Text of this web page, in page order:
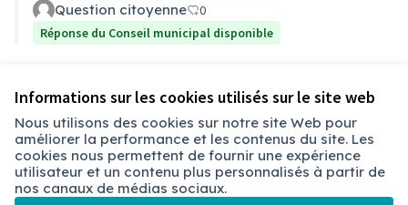
Informations sur les cookies utilisés sur le site web
Nous utilisons des cookies sur notre site Web pour
améliorer la performance et les contenus du site. Les
cookies nous permettent de fournir une expérience
utilisateur et un contenu plus personnalisés à partir de
nos canaux de médias sociaux.
Question citoyenne
0
Réponse du Conseil municipal disponible
Conditions d'utilisation
Paramètres des cookies
Chambéry sur X
Chambéry sur Facebook
Chambéry sur Instagram